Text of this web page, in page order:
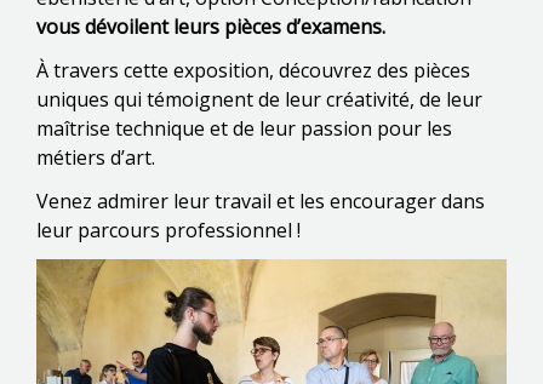
vous dévoilent leurs pièces d’examens.
À travers cette exposition, découvrez des pièces
uniques qui témoignent de leur créativité, de leur
maîtrise technique et de leur passion pour les
métiers d’art.
Venez admirer leur travail et les encourager dans
leur parcours professionnel !